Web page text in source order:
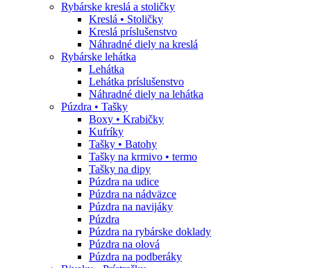
Rybárske kreslá a stoličky
Kreslá • Stoličky
Kreslá príslušenstvo
Náhradné diely na kreslá
Rybárske lehátka
Lehátka
Lehátka príslušenstvo
Náhradné diely na lehátka
Púzdra • Tašky
Boxy • Krabičky
Kufríky
Tašky • Batohy
Tašky na krmivo • termo
Tašky na dipy
Púzdra na udice
Púzdra na nádväzce
Púzdra na navijáky
Púzdra
Púzdra na rybárske doklady
Púzdra na olová
Púzdra na podberáky